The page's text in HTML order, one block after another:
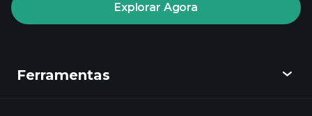
Explorar Agora
Ferramentas